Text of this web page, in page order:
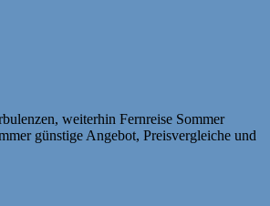
weiterhin Fernreise Sommer
günstige Angebot, Preisvergleiche und